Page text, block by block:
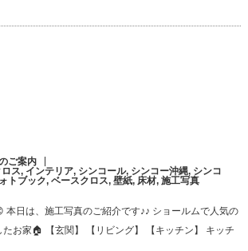
ご案内
ス, インテリア, シンコール, シンコー沖縄, シンコ
トブック, ベースクロス, 壁紙, 床材, 施工写真
本日は、施工写真のご紹介です♪♪ ショールムで人気の
お家🏠 【玄関】 【リビング】 【キッチン】 キッチ